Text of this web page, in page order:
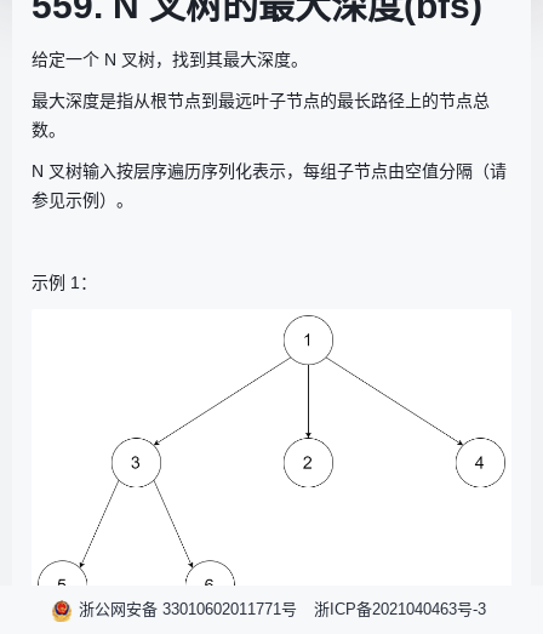
给定一个 N 叉树，找到其最大深度。
最大深度是指从根节点到最远叶子节点的最长路径上的节点总
数。
N 叉树输入按层序遍历序列化表示，每组子节点由空值分隔（请
参见示例）。
示例 1：
浙公网安备 33010602011771号 浙ICP备2021040463号-3